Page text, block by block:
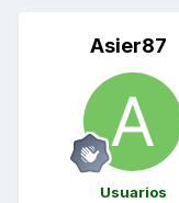
Asier87
Usuarios